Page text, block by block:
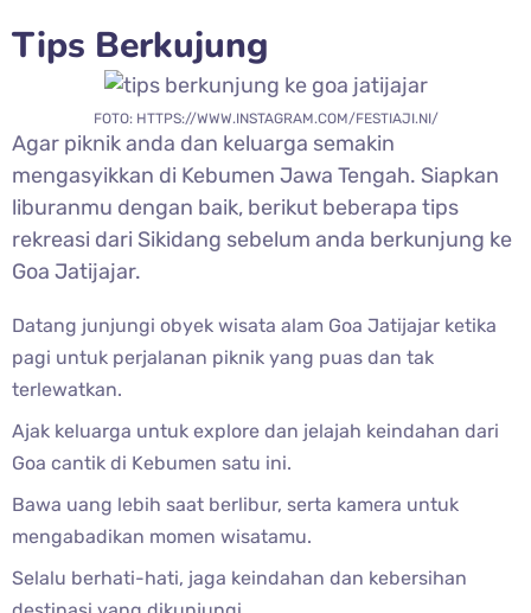
Tips Berkujung
FOTO: HTTPS://WWW.INSTAGRAM.COM/FESTIAJI.NI/
Agar piknik anda dan keluarga semakin
mengasyikkan di Kebumen Jawa Tengah. Siapkan
liburanmu dengan baik, berikut beberapa tips
rekreasi dari Sikidang sebelum anda berkunjung ke
Goa Jatijajar.
Datang junjungi obyek wisata alam Goa Jatijajar ketika
pagi untuk perjalanan piknik yang puas dan tak
terlewatkan.
Ajak keluarga untuk explore dan jelajah keindahan dari
Goa cantik di Kebumen satu ini.
Bawa uang lebih saat berlibur, serta kamera untuk
mengabadikan momen wisatamu.
Selalu berhati-hati, jaga keindahan dan kebersihan